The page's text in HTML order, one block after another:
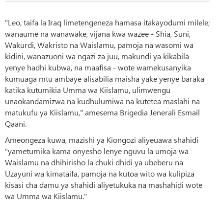
"Leo, taifa la Iraq limetengeneza hamasa itakayodumi milele;
wanaume na wanawake, vijana kwa wazee - Shia, Suni,
Wakurdi, Wakristo na Waislamu, pamoja na wasomi wa
kidini, wanazuoni wa ngazi za juu, makundi ya kikabila
yenye hadhi kubwa, na maafisa - wote wamekusanyika
kumuaga mtu ambaye alisabilia maisha yake yenye baraka
katika kutumikia Umma wa Kiislamu, ulimwengu
unaokandamizwa na kudhulumiwa na kutetea maslahi na
matukufu ya Kiislamu," amesema Brigedia Jenerali Esmail
Qaani.
Ameongeza kuwa, mazishi ya Kiongozi aliyeuawa shahidi
"yametumika kama onyesho lenye nguvu la umoja wa
Waislamu na dhihirisho la chuki dhidi ya ubeberu na
Uzayuni wa kimataifa, pamoja na kutoa wito wa kulipiza
kisasi cha damu ya shahidi aliyetukuka na mashahidi wote
wa Umma wa Kiislamu."